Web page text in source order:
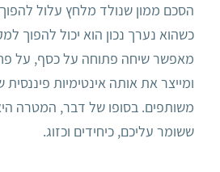
הסכם ממון שנולד מלחץ עלול
כשהוא נערך נכון הוא יכול להפוך
מאפשר שיחה פתוחה על כסף, על
ומייצר את אותה אינטימיות
משותפים. בסופו של דבר, המטרה
ששומר עליכם, כיחידים וכזוג.